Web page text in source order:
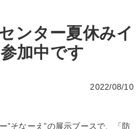
ンター夏休みイ
加中です
2022/08/10
そなーえ”の展示ブースで、「防